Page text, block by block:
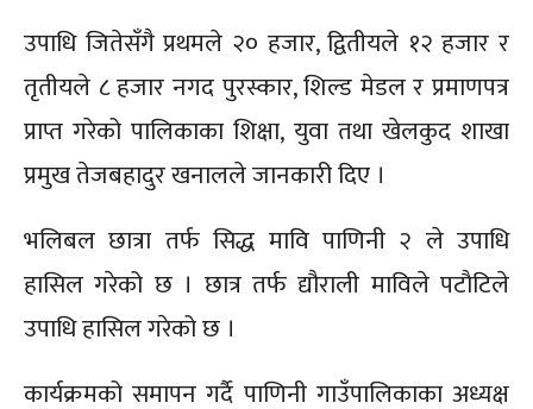
उपाधि जितेसँगै प्रथमले २० हजार, द्वितीयले १२ हजार र
तृतीयले ८ हजार नगद पुरस्कार, शिल्ड मेडल र प्रमाणपत्र
प्राप्त गरेको पालिकाका शिक्षा, युवा तथा खेलकुद शाखा
प्रमुख तेजबहादुर खनालले जानकारी दिए ।
भलिबल छात्रा तर्फ सिद्ध मावि पाणिनी २ ले उपाधि
हासिल गरेको छ । छात्र तर्फ द्यौराली माविले पटाैटिले
उपाधि हासिल गरेको छ ।
कार्यक्रमको समापन गर्दै पाणिनी गाउँपालिकाका अध्यक्ष